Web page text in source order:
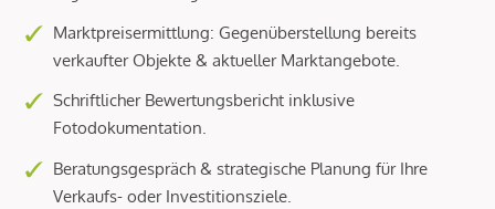
Marktpreisermittlung: Gegenüberstellung bereits
verkaufter Objekte & aktueller Marktangebote.
Schriftlicher Bewertungsbericht inklusive
Fotodokumentation.
Beratungsgespräch & strategische Planung für Ihre
Verkaufs- oder Investitionsziele.